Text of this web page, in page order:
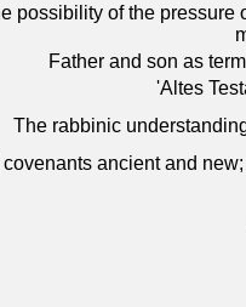
possibility of the pressure
Father and son as
Altes
The rabbinic
covenants ancient and